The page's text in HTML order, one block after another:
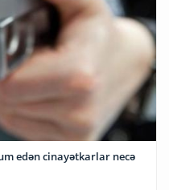
edən cinayətkarlar necə